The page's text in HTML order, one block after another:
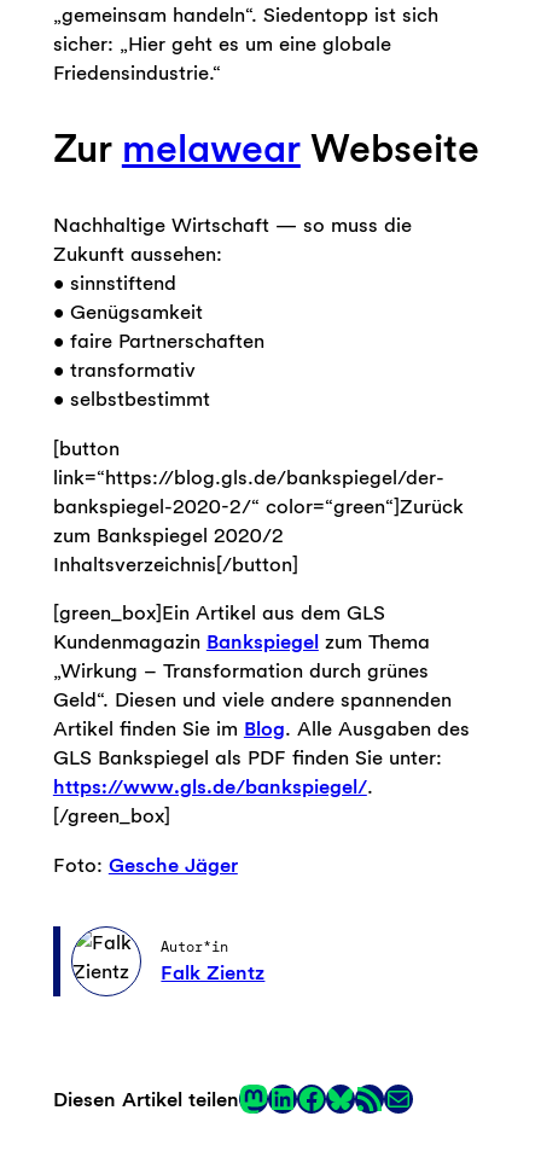
„gemeinsam handeln“. Siedentopp ist sich
sicher: „Hier geht es um eine globale
Friedensindustrie.“
Zur melawearWebseite
Nachhaltige Wirtschaft — so muss die
Zukunft aussehen:
• sinnstiftend
• Genügsamkeit
• faire Partnerschaften
• transformativ
• selbstbestimmt
[button
link=“https://blog.gls.de/bankspiegel/der-
bankspiegel-2020-2/“ color=“green“]Zurück
zum Bankspiegel 2020/2
Inhaltsverzeichnis[/button]
[green_box]Ein Artikel aus dem GLS
Kundenmagazin Bankspiegelzum Thema
„Wirkung – Transformation durch grünes
Geld“. Diesen und viele andere spannenden
Artikel finden Sie im Blog. Alle Ausgaben des
GLS Bankspiegel als PDF finden Sie unter:
https://www.gls.de/bankspiegel/.
[/green_box]
Foto: Gesche Jäger
Autor*in
Falk Zientz
Diesen Artikel teilenMastodon
LinkedIn
Facebook
LinkRSS-Feed
E-Mail